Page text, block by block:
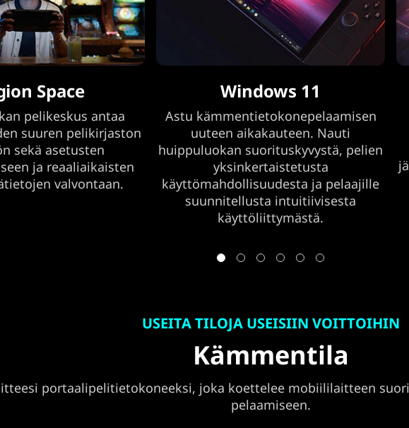
Space
pelikeskus antaa
suuren pelikirjaston
sekä asetusten
ja reaaliaikaisten
valvontaan.
Windows 11
Astu kämmentietokonepelaamisen
uuteen aikakauteen. Nauti
huippuluokan suorituskyvystä, pelien
yksinkertaistetusta
käyttömahdollisuudesta ja pelaajille
suunnitellusta intuitiivisesta
käyttöliittymästä.
USEITA TILOJA USEISIIN VOITTOIHIN
Kämmentila
portaalipelitietokoneeksi, joka koettelee mobiililaitteen
pelaamiseen.